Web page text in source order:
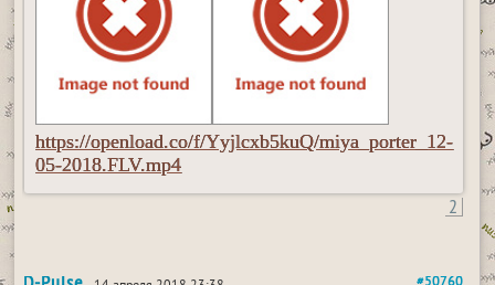
https://openload.co/f/Yyjlcxb5kuQ/miya_porter_12-
05-2018.FLV.mp4
2